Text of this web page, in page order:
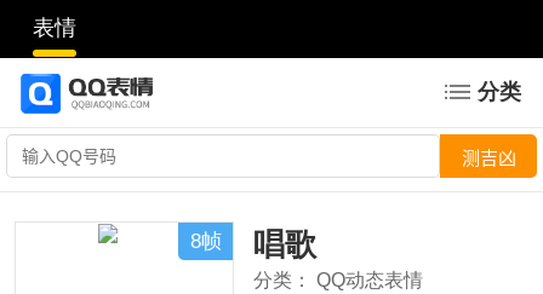
表情
分类
8帧 唱歌
分类：
QQ动态表情